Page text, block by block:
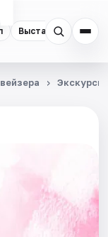
Выставки